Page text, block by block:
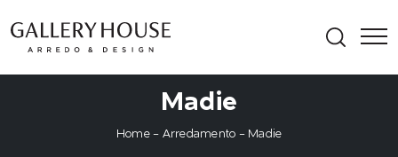
Madie
Home- Arredamento - Madie